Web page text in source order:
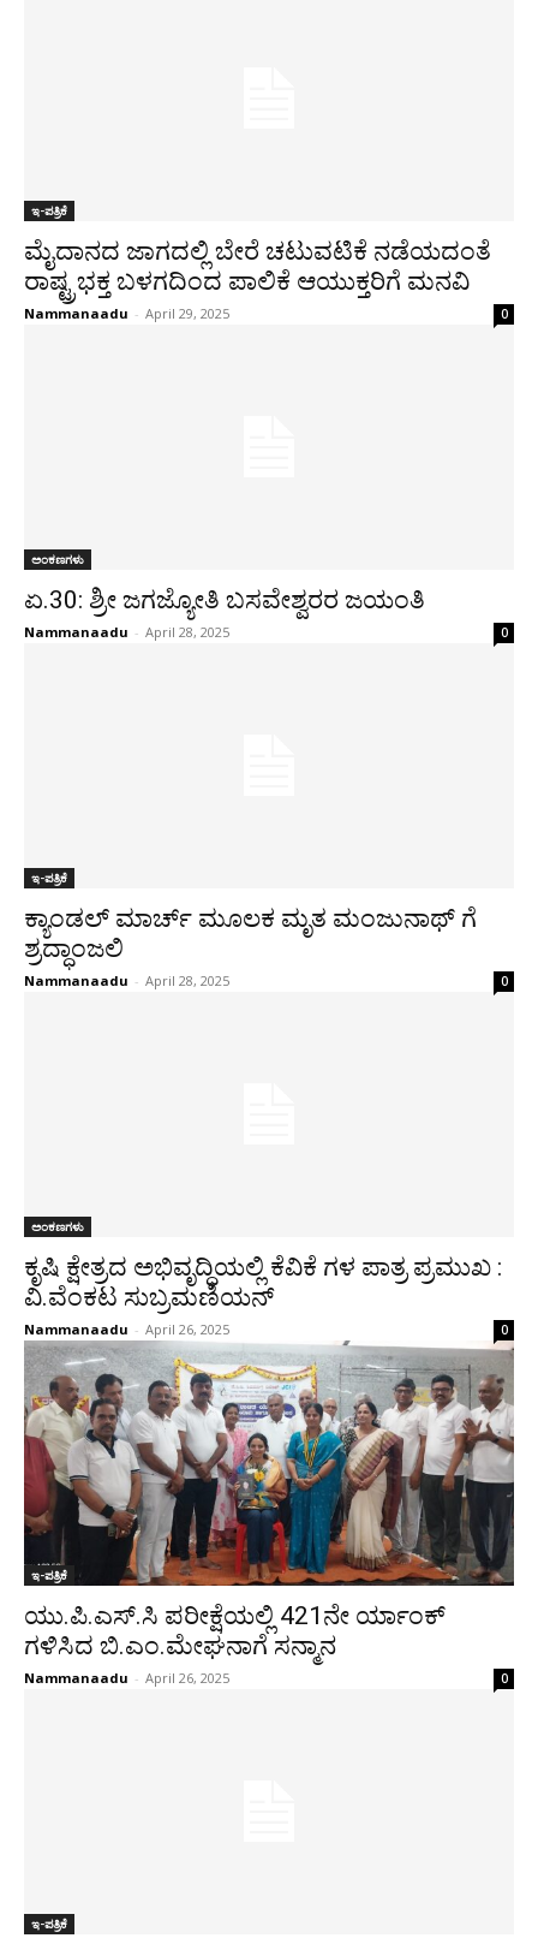
ಇ-ಪತ್ರಿಕೆ
ಮೈದಾನದ ಜಾಗದಲ್ಲಿ ಬೇರೆ ಚಟುವಟಿಕೆ ನಡೆಯದಂತೆ
ರಾಷ್ಟ್ರಭಕ್ತ ಬಳಗದಿಂದ ಪಾಲಿಕೆ ಆಯುಕ್ತರಿಗೆ ಮನವಿ
Nammanaadu - April 29, 2025 0
ಅಂಕಣಗಳು
ಏ.30: ಶ್ರೀ ಜಗಜ್ಯೋತಿ ಬಸವೇಶ್ವರರ ಜಯಂತಿ
Nammanaadu - April 28, 2025 0
ಇ-ಪತ್ರಿಕೆ
ಕ್ಯಾಂಡಲ್ ಮಾರ್ಚ್ ಮೂಲಕ ಮೃತ ಮಂಜುನಾಥ್ ಗೆ
ಶ್ರದ್ಧಾಂಜಲಿ
Nammanaadu - April 28, 2025 0
ಅಂಕಣಗಳು
ಕೃಷಿ ಕ್ಷೇತ್ರದ ಅಭಿವೃದ್ಧಿಯಲ್ಲಿ ಕೆವಿಕೆ ಗಳ ಪಾತ್ರ ಪ್ರಮುಖ :
ವಿ.ವೆಂಕಟ ಸುಬ್ರಮಣಿಯನ್
Nammanaadu - April 26, 2025 0
ಇ-ಪತ್ರಿಕೆ
ಯು.ಪಿ.ಎಸ್.ಸಿ ಪರೀಕ್ಷೆಯಲ್ಲಿ 421ನೇ ರ್ಯಾಂಕ್
ಗಳಿಸಿದ ಬಿ.ಎಂ.ಮೇಘನಾಗೆ ಸನ್ಮಾನ
Nammanaadu - April 26, 2025 0
ಇ-ಪತ್ರಿಕೆ